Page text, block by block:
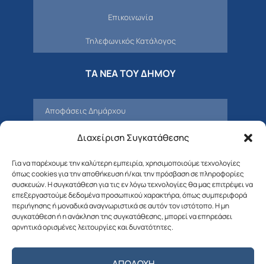
Διαχείριση Συγκατάθεσης
Για να παρέχουμε την καλύτερη εμπειρία, χρησιμοποιούμε τεχνολογίες
όπως cookies για την αποθήκευση ή/και την πρόσβαση σε πληροφορίες
συσκευών. Η συγκατάθεση για τις εν λόγω τεχνολογίες θα μας επιτρέψει να
επεξεργαστούμε δεδομένα προσωπικού χαρακτήρα, όπως συμπεριφορά
περιήγησης ή μοναδικά αναγνωριστικά σε αυτόν τον ιστότοπο. Η μη
συγκατάθεση ή η ανάκληση της συγκατάθεσης, μπορεί να επηρεάσει
αρνητικά ορισμένες λειτουργίες και δυνατότητες.
Επικοινωνία
Τηλεφωνικός Κατάλογος
ΤΑ ΝΕΑ ΤΟΥ ΔΗΜΟΥ
Αποφάσεις Δημάρχου
Προσκλήσεις – Αποφάσεις Δημοτικού
Δελτία Τύπου – Νέα – Ανακοινώσεις
Δημοτική Επιτροπή
Διαβουλεύσεις